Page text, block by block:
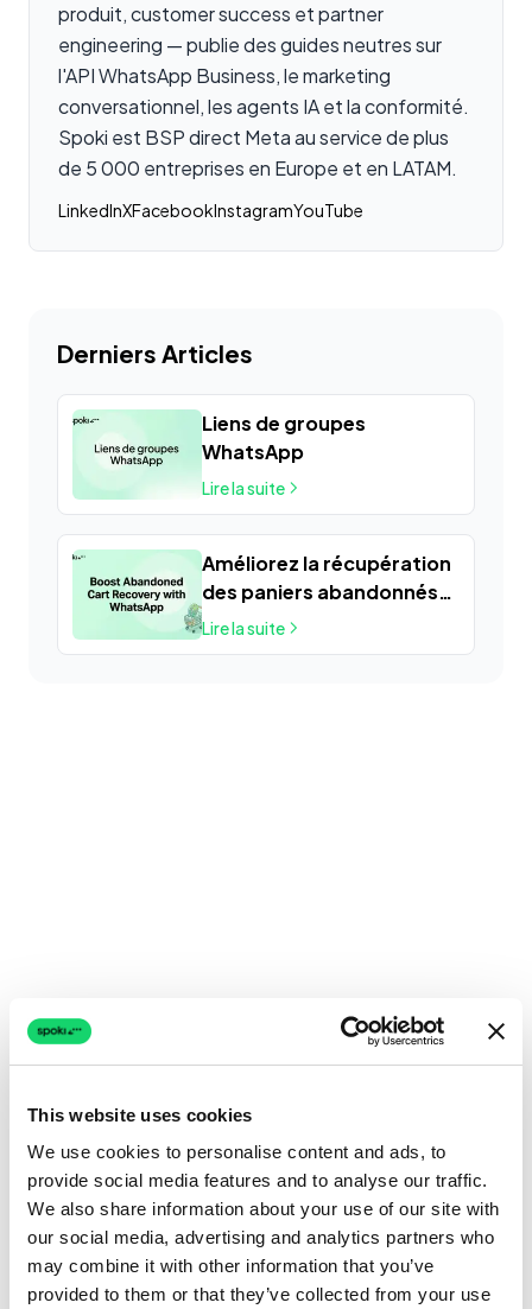
This website uses cookies
We use cookies to personalise content and ads, to
provide social media features and to analyse our traffic.
We also share information about your use of our site with
our social media, advertising and analytics partners who
may combine it with other information that you’ve
provided to them or that they’ve collected from your use
produit, customer success et partner
engineering — publie des guides neutres sur
l'API WhatsApp Business, le marketing
conversationnel, les agents IA et la conformité.
Spoki est BSP direct Meta au service de plus
de 5 000 entreprises en Europe et en LATAM.
LinkedInXFacebookInstagramYouTube
Derniers Articles
Liens de groupes
WhatsApp
Lire la suite
Améliorez la récupération
des paniers abandonnés
avec WhatsApp
Lire la suite